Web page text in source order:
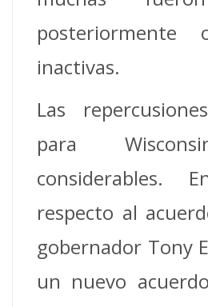
posteriormente
inactivas.
Las
para
considerables.
respecto al
gobernador Tony
un nuevo